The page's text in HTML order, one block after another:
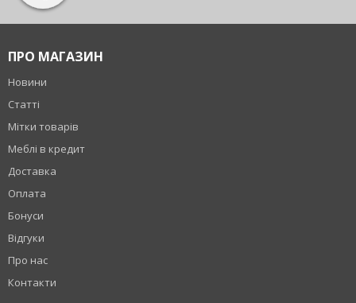
ПРО МАГАЗИН
Новини
Статті
Мітки товарів
Меблі в кредит
Доставка
Оплата
Бонуси
Відгуки
Про нас
Контакти